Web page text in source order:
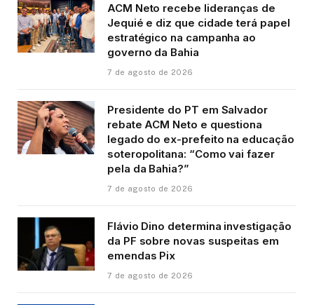
ACM Neto recebe lideranças de
Jequié e diz que cidade terá papel
estratégico na campanha ao
governo da Bahia
7 de agosto de 2026
Presidente do PT em Salvador
rebate ACM Neto e questiona
legado do ex-prefeito na educação
soteropolitana: “Como vai fazer
pela da Bahia?”
7 de agosto de 2026
Flávio Dino determina investigação
da PF sobre novas suspeitas em
emendas Pix
7 de agosto de 2026